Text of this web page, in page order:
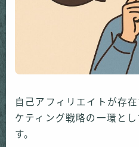
自己アフィリエイトが存
ケティング戦略の一環と
す。